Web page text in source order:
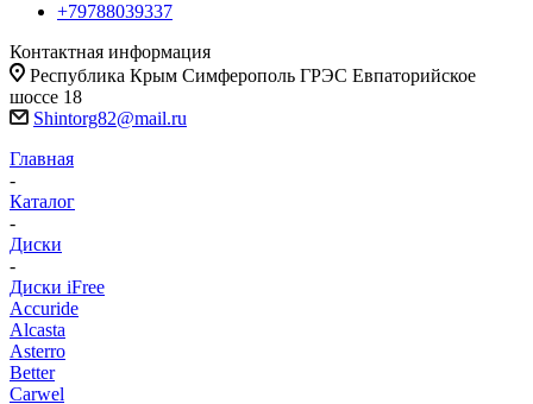
+79788039337
Контактная информация
Республика Крым Симферополь ГРЭС Евпаторийское
шоссе 18
Shintorg82@mail.ru
Главная
-
Каталог
-
Диски
-
Диски iFree
Accuride
Alcasta
Asterro
Better
Carwel